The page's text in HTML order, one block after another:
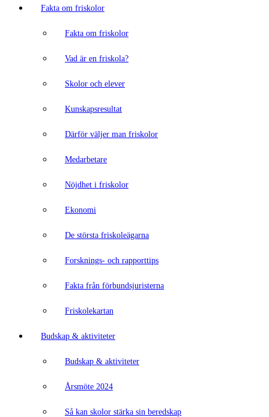
Fakta om friskolor
Fakta om friskolor
Vad är en friskola?
Skolor och elever
Kunskapsresultat
Därför väljer man friskolor
Medarbetare
Nöjdhet i friskolor
Ekonomi
De största friskoleägarna
Forsknings- och rapporttips
Fakta från förbundsjuristerna
Friskolekartan
Budskap & aktiviteter
Budskap & aktiviteter
Årsmöte 2024
Så kan skolor stärka sin beredskap